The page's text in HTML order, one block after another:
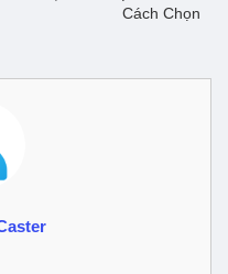
Cách Chọn